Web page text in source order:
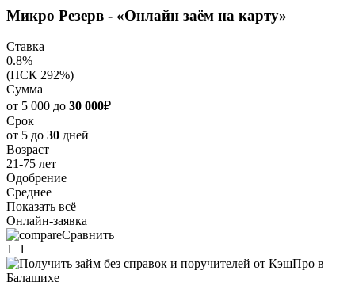
Микро Резерв - «Онлайн заём на карту»
Ставка
0.8%
(ПСК 292%)
Сумма
от 5 000 до 30 000₽
Срок
от 5 до 30 дней
Возраст
21-75 лет
Одобрение
Среднее
Показать всё
Онлайн-заявка
Сравнить
1
1